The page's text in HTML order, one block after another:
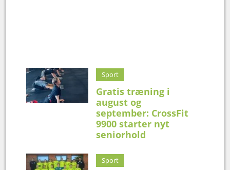
Sport
Gratis træning i
august og
september: CrossFit
9900 starter nyt
seniorhold
Sport